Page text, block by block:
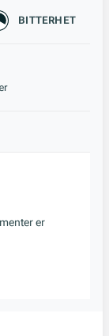
BITTERHET
er